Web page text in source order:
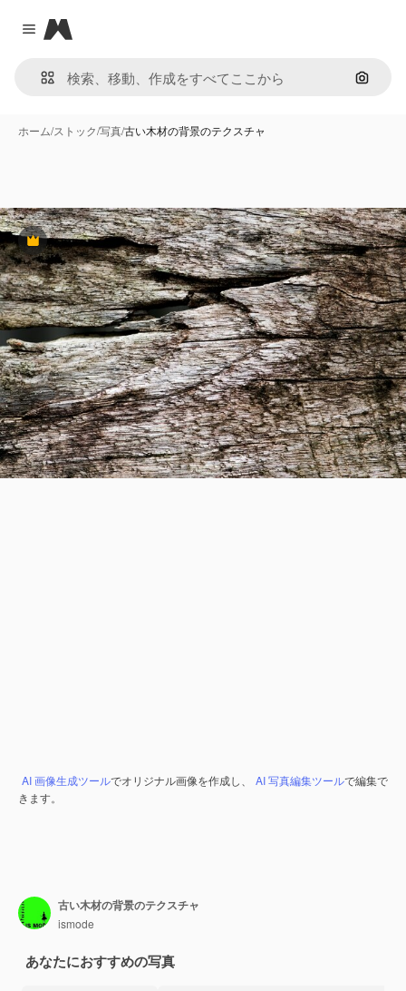
Close menu
Magnific
画像で
ホーム/ストック/写真/古い木材の背景のテクスチャ
Premium
AI 画像生成ツールでオリジナル画像を作成し、 AI 写真編集ツールで編集で
きます。
古い木材の背景のテクスチャ
ismode
あなたにおすすめの写真